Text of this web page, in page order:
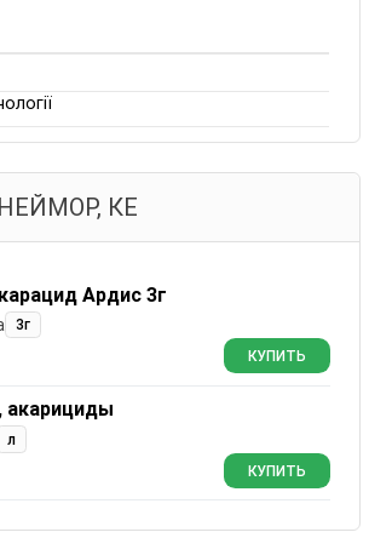
НЕЙМОР, КЕ
Ардис 3г
3г
КУПИТЬ
акарициды
л
КУПИТЬ